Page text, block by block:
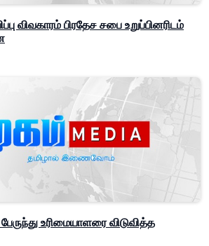
விவகாரம் பிரதேச சபை உறுப்பினரிடம்
உரிமையாளரை விடுவித்த